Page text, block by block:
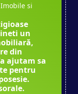
si
un
din
ajutam sa
pentru